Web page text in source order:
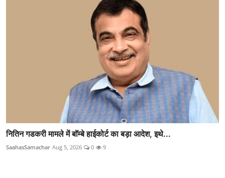
नितिन गडकरी मामले में बॉम्बे हाईकोर्ट का बड़ा आदेश, इथे...
SaahasSamachar Aug 5, 2026 0 9